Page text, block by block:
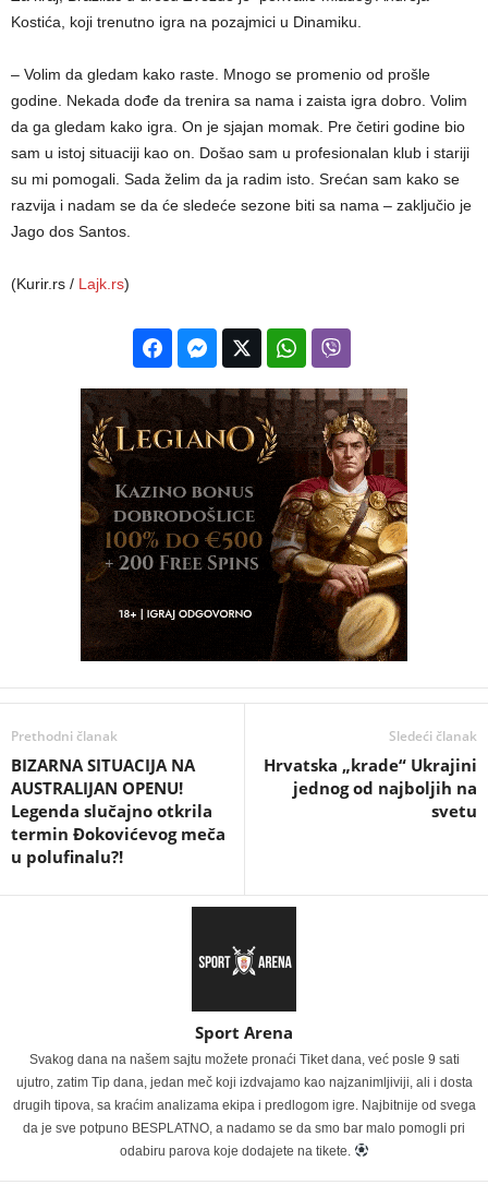
Kostića, koji trenutno igra na pozajmici u Dinamiku.
– Volim da gledam kako raste. Mnogo se promenio od prošle
godine. Nekada dođe da trenira sa nama i zaista igra dobro. Volim
da ga gledam kako igra. On je sjajan momak. Pre četiri godine bio
sam u istoj situaciji kao on. Došao sam u profesionalan klub i stariji
su mi pomogali. Sada želim da ja radim isto. Srećan sam kako se
razvija i nadam se da će sledeće sezone biti sa nama – zaključio je
Jago dos Santos.
(Kurir.rs / Lajk.rs)
Prethodni članak
BIZARNA SITUACIJA NA
AUSTRALIJAN OPENU!
Legenda slučajno otkrila
termin Đokovićevog meča
u polufinalu?!
Sledeći članak
Hrvatska „krade“ Ukrajini
jednog od najboljih na
svetu
Sport Arena
Svakog dana na našem sajtu možete pronaći Tiket dana, već posle 9 sati
ujutro, zatim Tip dana, jedan meč koji izdvajamo kao najzanimljiviji, ali i dosta
drugih tipova, sa kraćim analizama ekipa i predlogom igre. Najbitnije od svega
da je sve potpuno BESPLATNO, a nadamo se da smo bar malo pomogli pri
odabiru parova koje dodajete na tikete.